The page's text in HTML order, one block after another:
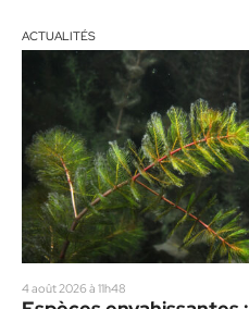
ACTUALITÉS
4 août 2026 à 11h48